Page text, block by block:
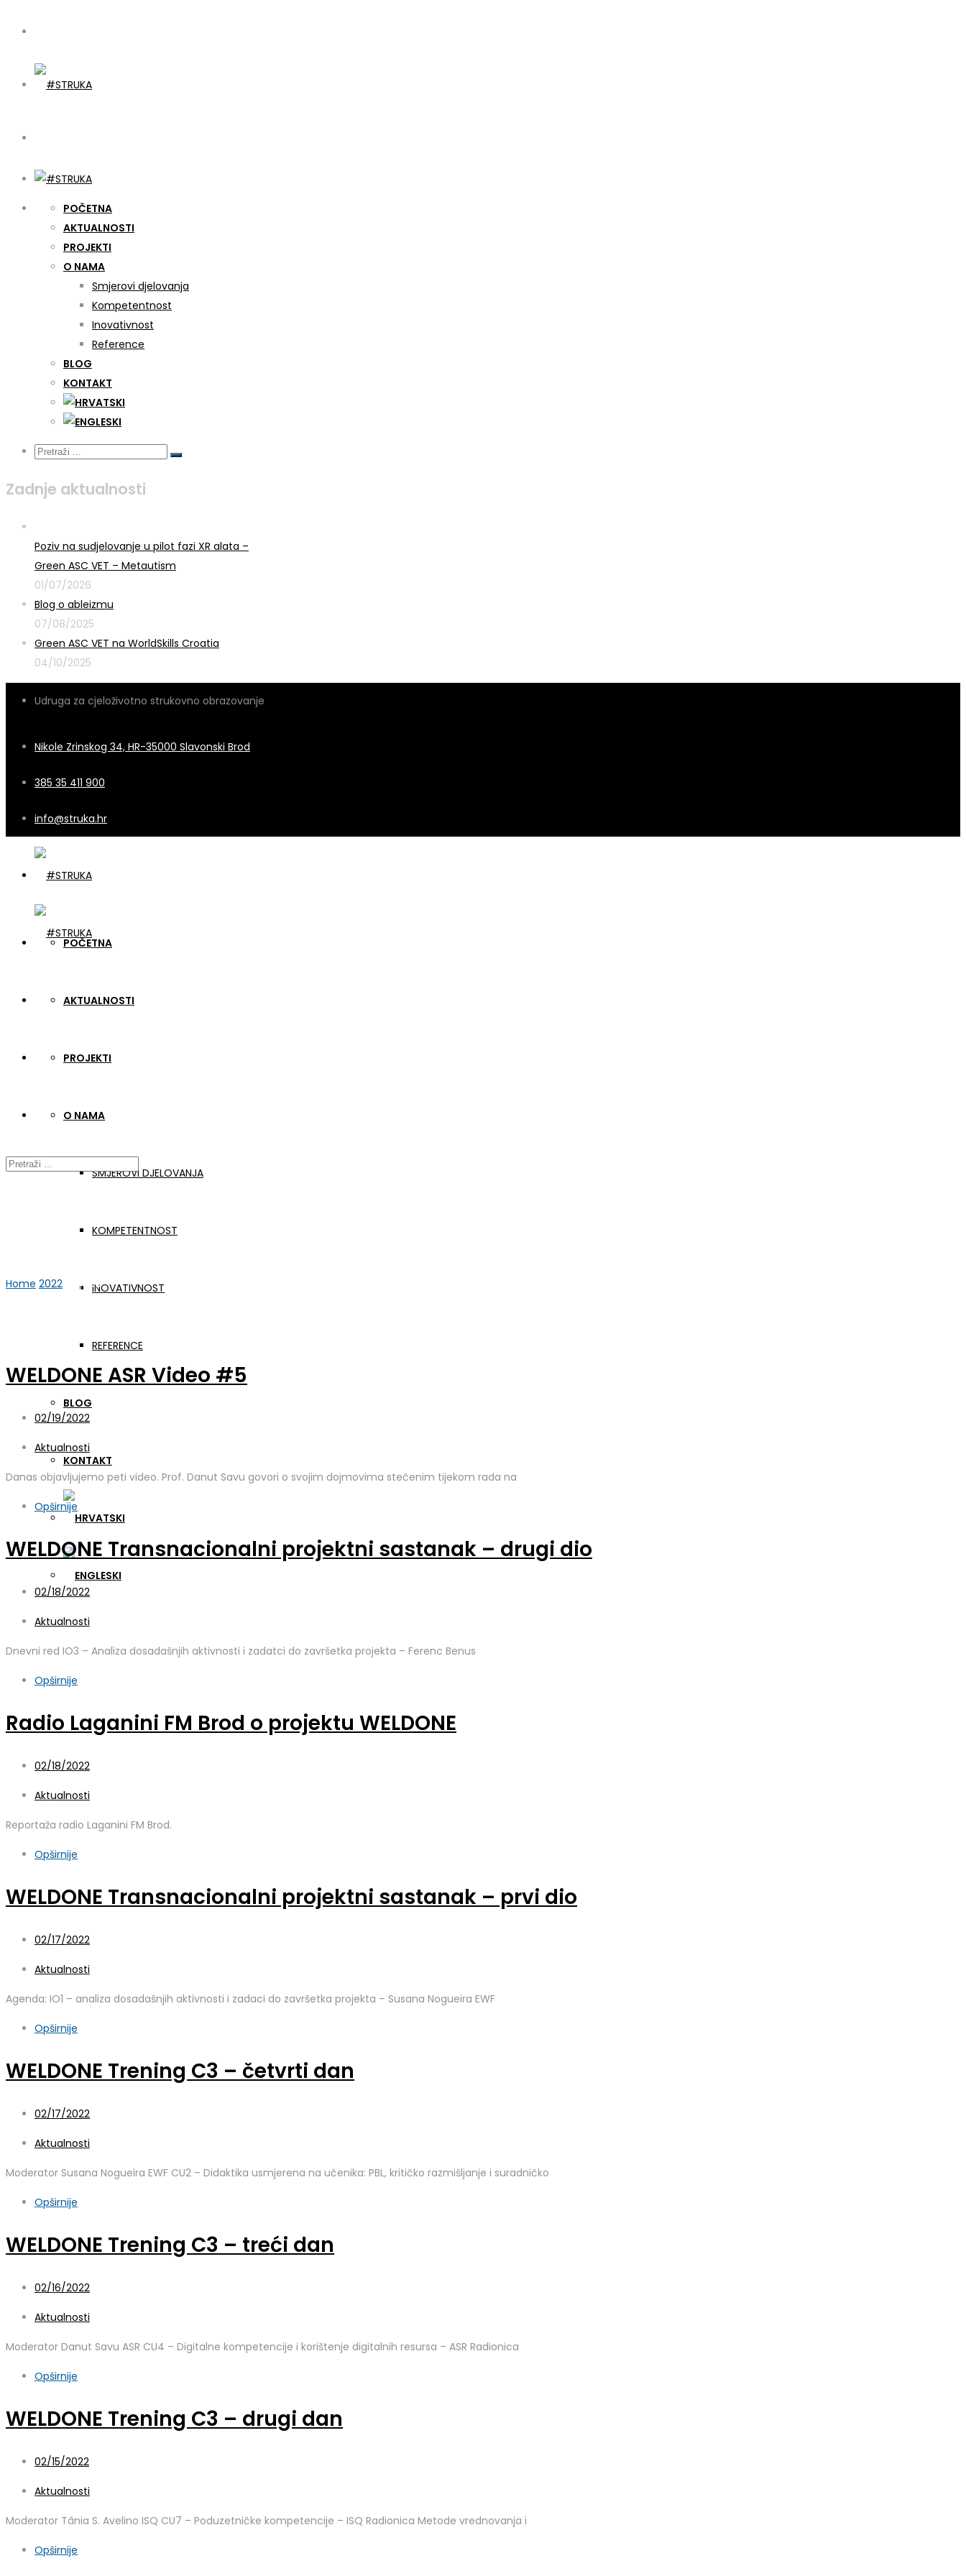
POČETNA
AKTUALNOSTI
PROJEKTI
O NAMA
Smjerovi djelovanja
Kompetentnost
Inovativnost
Reference
BLOG
KONTAKT
Zadnje aktualnosti
Poziv na sudjelovanje u pilot fazi XR alata –
Green ASC VET – Metautism
01/07/2026
Blog o ableizmu
07/08/2025
Green ASC VET na WorldSkills Croatia
04/10/2025
Udruga za cjeloživotno strukovno obrazovanje
Nikole Zrinskog 34, HR-35000 Slavonski Brod
385 35 411 900
info@struka.hr
POČETNA
AKTUALNOSTI
PROJEKTI
O NAMA
SMJEROVI DJELOVANJA
KOMPETENTNOST
INOVATIVNOST
REFERENCE
BLOG
KONTAKT
Home 2022 veljača
WELDONE ASR Video #5
02/19/2022
Aktualnosti
Danas objavljujemo peti video. Prof. Danut Savu govori o svojim dojmovima stečenim tijekom rada na
Opširnije
WELDONE Transnacionalni projektni sastanak – drugi dio
02/18/2022
Aktualnosti
Dnevni red IO3 – Analiza dosadašnjih aktivnosti i zadatci do završetka projekta – Ferenc Benus
Opširnije
Radio Laganini FM Brod o projektu WELDONE
02/18/2022
Aktualnosti
Reportaža radio Laganini FM Brod.
Opširnije
WELDONE Transnacionalni projektni sastanak – prvi dio
02/17/2022
Aktualnosti
Agenda: IO1 – analiza dosadašnjih aktivnosti i zadaci do završetka projekta – Susana Nogueira EWF
Opširnije
WELDONE Trening C3 – četvrti dan
02/17/2022
Aktualnosti
Moderator Susana Nogueira EWF CU2 – Didaktika usmjerena na učenika: PBL, kritičko razmišljanje i suradničko
Opširnije
WELDONE Trening C3 – treći dan
02/16/2022
Aktualnosti
Moderator Danut Savu ASR CU4 – Digitalne kompetencije i korištenje digitalnih resursa – ASR Radionica
Opširnije
WELDONE Trening C3 – drugi dan
02/15/2022
Aktualnosti
Moderator Tânia S. Avelino ISQ CU7 – Poduzetničke kompetencije – ISQ Radionica Metode vrednovanja i
Opširnije